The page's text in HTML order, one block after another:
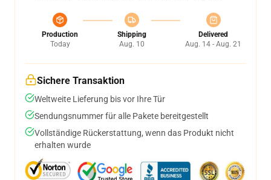
Production
Today
Shipping
Aug. 10
Delivered
Aug. 14 - Aug. 21
Sichere Transaktion
Weltweite Lieferung bis vor Ihre Tür
Sendungsnummer für alle Pakete bereitgestellt
Vollständige Rückerstattung, wenn das Produkt nicht
erhalten wurde